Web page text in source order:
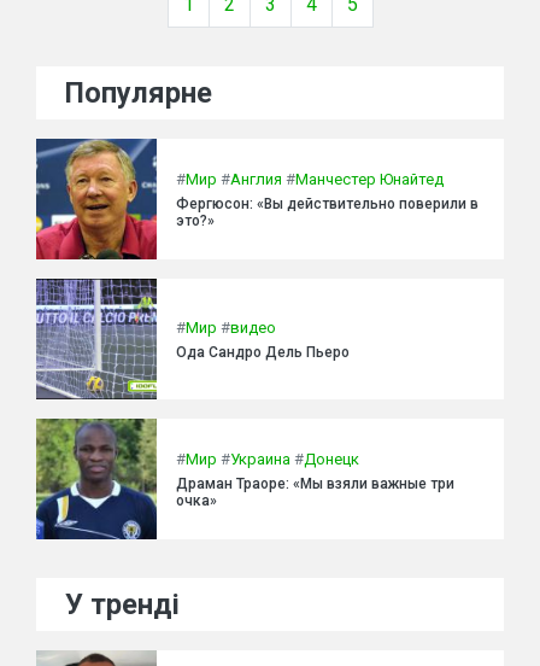
Популярне
#Мир #Англия #Манчестер Юнайтед
Фергюсон: «Вы действительно поверили в
это?»
#Мир #видео
Ода Сандро Дель Пьеро
#Мир #Украина #Донецк
Драман Траоре: «Мы взяли важные три
очка»
У тренді